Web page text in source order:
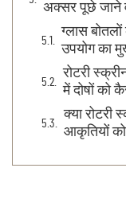
अक्सर पूछे जाने
ग्लास
उपयोग का
रोटरी
में दोषों को
क्या रोटरी
आकृतियों